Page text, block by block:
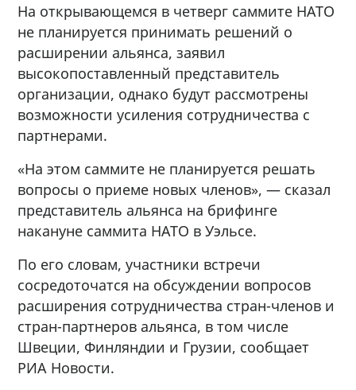
На открывающемся в четверг саммите НАТО
не планируется принимать решений о
расширении альянса, заявил
высокопоставленный представитель
организации, однако будут рассмотрены
возможности усиления сотрудничества с
партнерами.
«На этом саммите не планируется решать
вопросы о приеме новых членов», — сказал
представитель альянса на брифинге
накануне саммита НАТО в Уэльсе.
По его словам, участники встречи
сосредоточатся на обсуждении вопросов
расширения сотрудничества стран-членов и
стран-партнеров альянса, в том числе
Швеции, Финляндии и Грузии, сообщает
РИА Новости.